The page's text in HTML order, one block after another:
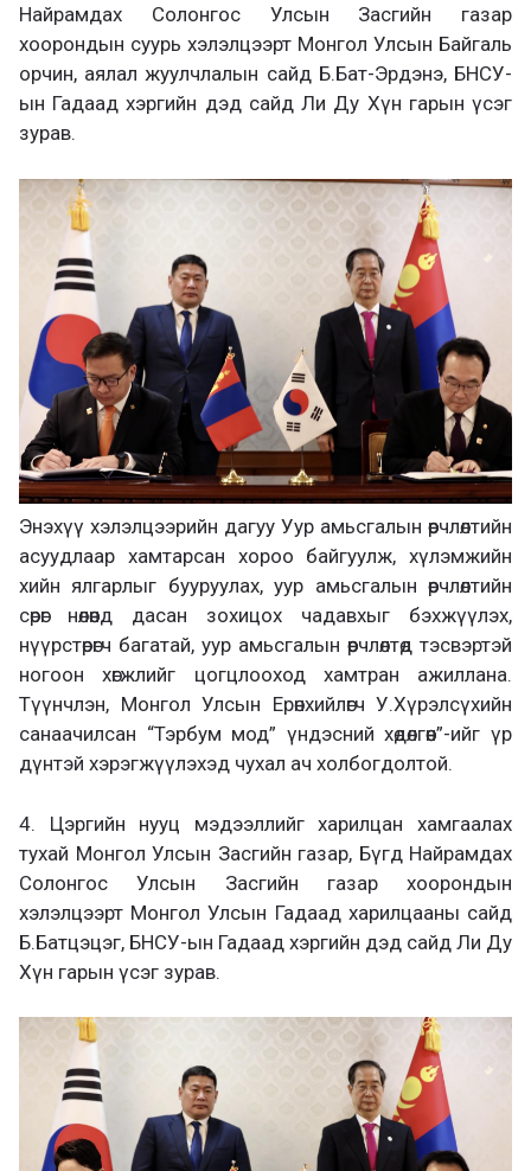
Найрамдах Солонгос Улсын Засгийн газар
хоорондын суурь хэлэлцээрт Монгол Улсын Байгаль
орчин, аялал жуулчлалын сайд Б.Бат-Эрдэнэ, БНСУ-
ын Гадаад хэргийн дэд сайд Ли Ду Хүн гарын үсэг
зурав.
Энэхүү хэлэлцээрийн дагуу Уур амьсгалын өөрчлөлтийн
асуудлаар хамтарсан хороо байгуулж, хүлэмжийн
хийн ялгарлыг бууруулах, уур амьсгалын өөрчлөлтийн
сөрөг нөлөөнд дасан зохицох чадавхыг бэхжүүлэх,
нүүрстөрөгч багатай, уур амьсгалын өөрчлөлтөд тэсвэртэй
ногоон хөгжлийг цогцлооход хамтран ажиллана.
Түүнчлэн, Монгол Улсын Ерөнхийлөгч У.Хүрэлсүхийн
санаачилсан “Тэрбум мод” үндэсний хөдөлгөөн”-ийг үр
дүнтэй хэрэгжүүлэхэд чухал ач холбогдолтой.
4. Цэргийн нууц мэдээллийг харилцан хамгаалах
тухай Монгол Улсын Засгийн газар, Бүгд Найрамдах
Солонгос Улсын Засгийн газар хоорондын
хэлэлцээрт Монгол Улсын Гадаад харилцааны сайд
Б.Батцэцэг, БНСУ-ын Гадаад хэргийн дэд сайд Ли Ду
Хүн гарын үсэг зурав.